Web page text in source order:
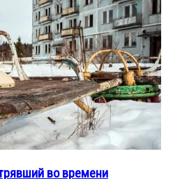
во времени